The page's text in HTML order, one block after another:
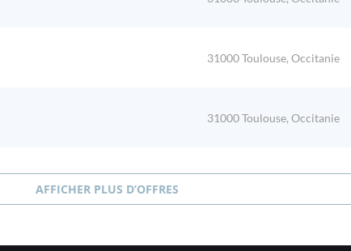
31000 Toulouse, Occitanie
31000 Toulouse, Occitanie
AFFICHER PLUS D’OFFRES